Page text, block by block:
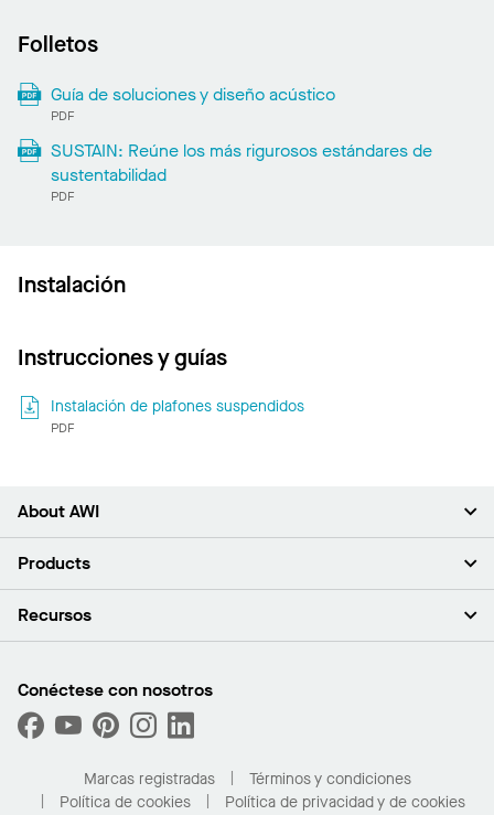
Folletos
Guía de soluciones y diseño acústico
PDF
SUSTAIN: Reúne los más rigurosos estándares de
sustentabilidad
PDF
Instalación
Instrucciones y guías
Instalación de plafones suspendidos
PDF
About AWI
Acerca de nosotros
Sala de prensa
¿Cuáles son mis opciones de compra?
Products
Plafones
Capacidades personalizadas
Desempeño
Recursos
Buscar un distribuidor
Solicitar muestras
Compre en línea con Kanopi
Para el hogar
Conéctese con nosotros
Marcas registradas
Términos y condiciones
Política de cookies
Política de privacidad y de cookies